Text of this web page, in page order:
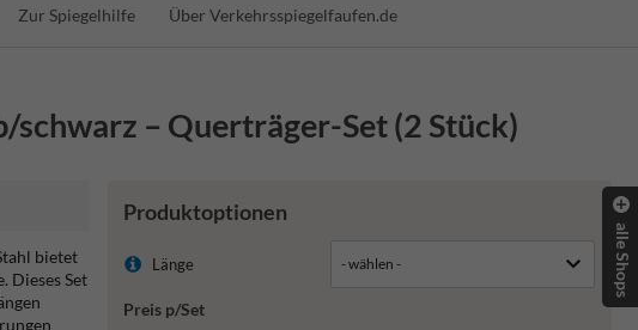
Zur Spiegelhilfe Über Verkehrsspiegelfaufen.de
schwarz – Querträger-Set (2 Stück)
Produktoptionen
Länge
Preis p/Set
bietet
Dieses Set
alle Shops